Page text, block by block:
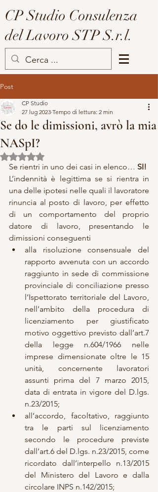
CP Studio Consulenza
del Lavoro STP S.r.l.
Post
Se do le dimissioni, avrò la mia
NASpI?
CP Studio
27 lug 2023 Tempo di lettura: 2 min
Valutazione NaN stelle su 5.
Se rientri in uno dei casi in elenco… SI!
L’indennità è legittima se si rientra in
una delle ipotesi nelle quali il lavoratore
rinuncia al posto di lavoro, per effetto
di un comportamento del proprio
datore di lavoro, presentando le
dimissioni conseguenti
alla risoluzione consensuale del
rapporto avvenuta con un accordo
raggiunto in sede di commissione
provinciale di conciliazione presso
l’Ispettorato territoriale del Lavoro,
nell’ambito della procedura di
licenziamento per giustificato
motivo oggettivo previsto dall’art.7
della legge n.604/1966 nelle
imprese dimensionate oltre le 15
unità, concernente lavoratori
assunti prima del 7 marzo 2015,
data di entrata in vigore del D.lgs.
n.23/2015;
all’accordo, facoltativo, raggiunto
tra le parti sul licenziamento
secondo le procedure previste
dall’art.6 del D.lgs. n.23/2015, come
ricordato dall’interpello n.13/2015
del Ministero del Lavoro e dalla
circolare INPS n.142/2015;